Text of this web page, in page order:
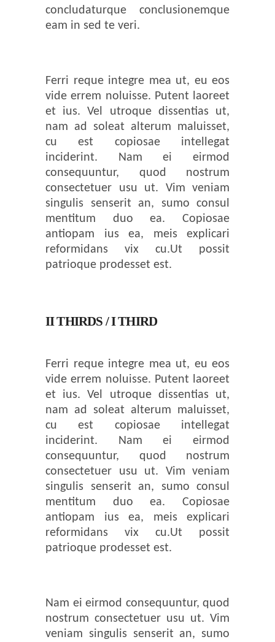
concludaturque conclusionemque
eam in sed te veri.
Ferri reque integre mea ut, eu eos
vide errem noluisse. Putent laoreet
et ius. Vel utroque dissentias ut,
nam ad soleat alterum maluisset,
cu est copiosae intellegat
inciderint. Nam ei eirmod
consequuntur, quod nostrum
consectetuer usu ut. Vim veniam
singulis senserit an, sumo consul
mentitum duo ea. Copiosae
antiopam ius ea, meis explicari
reformidans vix cu.Ut possit
patrioque prodesset est.
II THIRDS / I THIRD
Ferri reque integre mea ut, eu eos
vide errem noluisse. Putent laoreet
et ius. Vel utroque dissentias ut,
nam ad soleat alterum maluisset,
cu est copiosae intellegat
inciderint. Nam ei eirmod
consequuntur, quod nostrum
consectetuer usu ut. Vim veniam
singulis senserit an, sumo consul
mentitum duo ea. Copiosae
antiopam ius ea, meis explicari
reformidans vix cu.Ut possit
patrioque prodesset est.
Nam ei eirmod consequuntur, quod
nostrum consectetuer usu ut. Vim
veniam singulis senserit an, sumo